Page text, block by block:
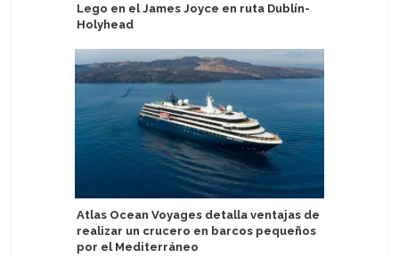
Lego en el James Joyce en ruta Dublín-
Holyhead
Atlas Ocean Voyages detalla ventajas de
realizar un crucero en barcos pequeños
por el Mediterráneo